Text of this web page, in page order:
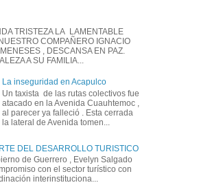
TRISTEZA LA LAMENTABLE
COMPAÑERO IGNACIO
, DESCANSA EN PAZ.
A SU FAMILIA...
La inseguridad en Acapulco
Un taxista de las rutas colectivos fue
atacado en la Avenida Cuauhtemoc ,
al parecer ya falleció . Esta cerrada
la lateral de Avenida tomen...
DEL DESARROLLO TURISTICO
de Guerrero , Evelyn Salgado
con el sector turístico con
interinstituciona...